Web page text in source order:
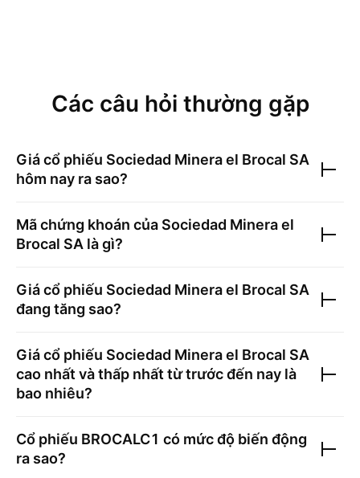
Các câu hỏi thường gặp
Giá cổ phiếu Sociedad Minera el Brocal SA
hôm nay ra sao?
Mã chứng khoán của Sociedad Minera el
Brocal SA là gì?
Giá cổ phiếu Sociedad Minera el Brocal SA
đang tăng sao?
Giá cổ phiếu Sociedad Minera el Brocal SA
cao nhất và thấp nhất từ trước đến nay là
bao nhiêu?
Cổ phiếu BROCALC1 có mức độ biến động
ra sao?